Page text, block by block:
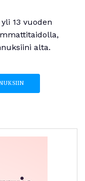
13 vuoden
alta.